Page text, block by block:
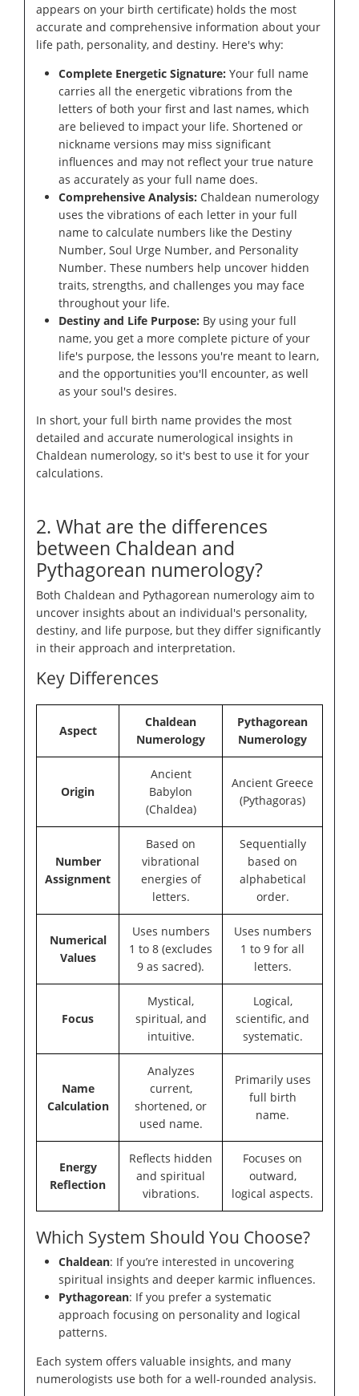
appears on your birth certificate) holds the most
accurate and comprehensive information about your
life path, personality, and destiny. Here's why:
Complete Energetic Signature: Your full name
carries all the energetic vibrations from the
letters of both your first and last names, which
are believed to impact your life. Shortened or
nickname versions may miss significant
influences and may not reflect your true nature
as accurately as your full name does.
Comprehensive Analysis: Chaldean numerology
uses the vibrations of each letter in your full
name to calculate numbers like the Destiny
Number, Soul Urge Number, and Personality
Number. These numbers help uncover hidden
traits, strengths, and challenges you may face
throughout your life.
Destiny and Life Purpose: By using your full
name, you get a more complete picture of your
life's purpose, the lessons you're meant to learn,
and the opportunities you'll encounter, as well
as your soul's desires.
In short, your full birth name provides the most
detailed and accurate numerological insights in
Chaldean numerology, so it's best to use it for your
calculations.
2. What are the differences
between Chaldean and
Pythagorean numerology?
Both Chaldean and Pythagorean numerology aim to
uncover insights about an individual's personality,
destiny, and life purpose, but they differ significantly
in their approach and interpretation.
Key Differences
Aspect
Chaldean
Numerology
Pythagorean
Numerology
Origin
Ancient
Babylon
(Chaldea)
Ancient Greece
(Pythagoras)
Number
Assignment
Based on
vibrational
energies of
letters.
Sequentially
based on
alphabetical
order.
Numerical
Values
Uses numbers
1 to 8 (excludes
9 as sacred).
Uses numbers
1 to 9 for all
letters.
Focus
Mystical,
spiritual, and
intuitive.
Logical,
scientific, and
systematic.
Name
Calculation
Analyzes
current,
shortened, or
used name.
Primarily uses
full birth
name.
Energy
Reflection
Reflects hidden
and spiritual
vibrations.
Focuses on
outward,
logical aspects.
Which System Should You Choose?
Chaldean: If you’re interested in uncovering
spiritual insights and deeper karmic influences.
Pythagorean: If you prefer a systematic
approach focusing on personality and logical
patterns.
Each system offers valuable insights, and many
numerologists use both for a well-rounded analysis.